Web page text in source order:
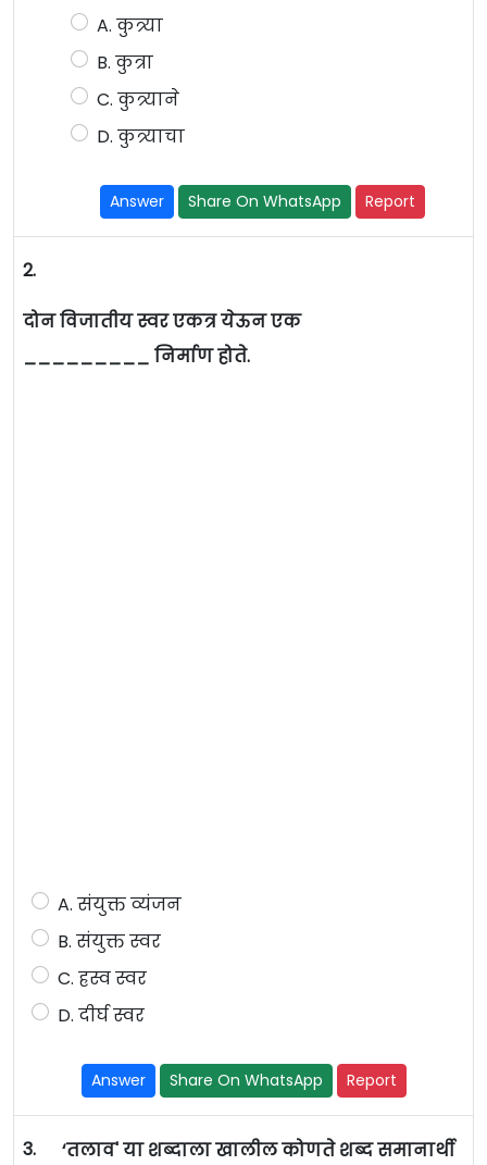
A. कुत्र्या
B. कुत्रा
C. कुत्र्याने
D. कुत्र्याचा
Answer Share On WhatsApp Report
2.
दोन विजातीय स्वर एकत्र येऊन एक
_________ निर्माण होते.
A. संयुक्त व्यंजन
B. संयुक्त स्वर
C. ह्रस्व स्वर
D. दीर्घ स्वर
Answer Share On WhatsApp Report
3.
‘तलाव' या शब्दाला खालील कोणते शब्द समानार्थी